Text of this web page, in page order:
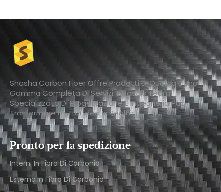
Shasha Carbon Fiber Offre Prodotti Di Qualità E Una
Gamma Completa Di Servizi. Il Nostro Team
Specializzato Di Progettazione E Ingegneria Può
Trasformare La Tua Idea In Realtà.
Pronto per la spedizione
Interni In Fibra Di Carbonio
Esterno In Fibra Di Carbonio